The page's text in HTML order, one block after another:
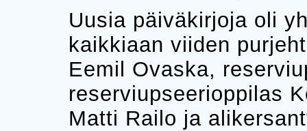
Uusia päiväkirjoja oli
kaikkiaan viiden
Eemil Ovaska,
reserviupseerioppilas
Matti Railo ja